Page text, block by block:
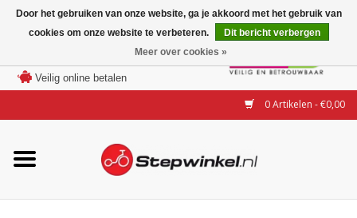
Veilig online betalen
0 Artikelen - €0,00
Merken
Modellen
Accessoires
Door het gebruiken van onze website, ga je akkoord met het gebruik van
cookies om onze website te verbeteren.
Dit bericht verbergen
Meer over cookies »